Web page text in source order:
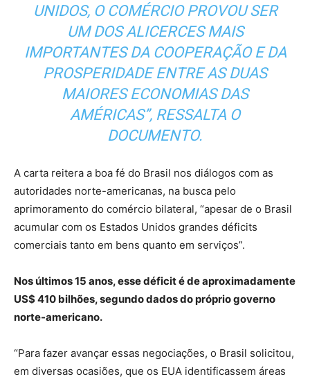
UNIDOS, O COMÉRCIO PROVOU SER
UM DOS ALICERCES MAIS
IMPORTANTES DA COOPERAÇÃO E DA
PROSPERIDADE ENTRE AS DUAS
MAIORES ECONOMIAS DAS
AMÉRICAS”, RESSALTA O
DOCUMENTO.
A carta reitera a boa fé do Brasil nos diálogos com as
autoridades norte-americanas, na busca pelo
aprimoramento do comércio bilateral, “apesar de o Brasil
acumular com os Estados Unidos grandes déficits
comerciais tanto em bens quanto em serviços”.
Nos últimos 15 anos, esse déficit é de aproximadamente
US$ 410 bilhões, segundo dados do próprio governo
norte-americano.
“Para fazer avançar essas negociações, o Brasil solicitou,
em diversas ocasiões, que os EUA identificassem áreas